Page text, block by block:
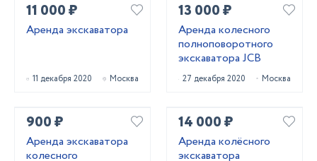
11 000 ₽
Аренда экскаватора
11 декабря 2020 Москва
13 000 ₽
Аренда колесного
полноповоротного
экскаватора JCB
27 декабря 2020 Москва
900 ₽
Аренда экскаватора
колесного
14 000 ₽
Аренда колёсного
экскаватора